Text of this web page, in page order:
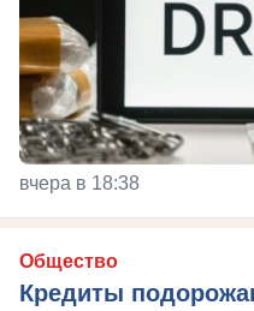
вчера в 18:38
Общество
Кредиты